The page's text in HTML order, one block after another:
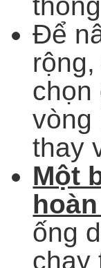
Để
chọn
vòng
thay
Một
ống
chạy